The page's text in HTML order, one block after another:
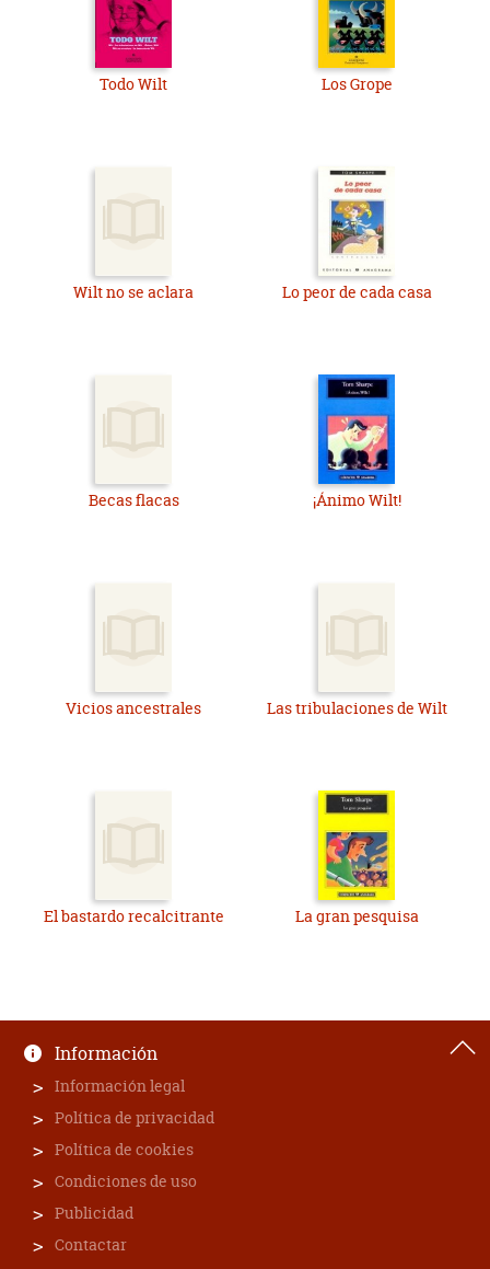
Todo Wilt Los Grope
Wilt no se aclara Lo peor de cada casa
Becas flacas ¡Ánimo Wilt!
Vicios ancestrales Las tribulaciones de Wilt
El bastardo recalcitrante La gran pesquisa
Información
Información legal
Política de privacidad
Política de cookies
Condiciones de uso
Publicidad
Contactar